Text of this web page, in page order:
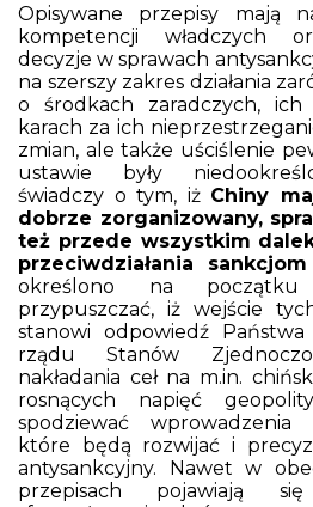
Opisywane przepisy mają
kompetencji władczych
decyzje w sprawach
na szerszy zakres działania
o środkach zaradczych,
karach za ich
zmian, ale także uściślenie
ustawie były
świadczy o tym, iż Chiny
dobrze zorganizowany,
też przede wszystkim
przeciwdziałania
określono na początku
przypuszczać, iż wejście
stanowi odpowiedź Państwa
rządu Stanów
nakładania ceł na m.in.
rosnących napięć
spodziewać
które będą rozwijać i
antysankcyjny. Nawet w
przepisach pojawiają